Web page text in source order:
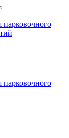
парковочного
парковочного